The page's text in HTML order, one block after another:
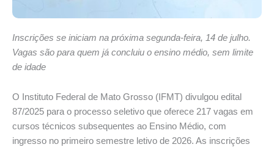
Inscrições se iniciam na próxima segunda-feira, 14 de julho.
Vagas são para quem já concluiu o ensino médio, sem limite
de idade
O Instituto Federal de Mato Grosso (IFMT) divulgou edital
87/2025 para o processo seletivo que oferece 217 vagas em
cursos técnicos subsequentes ao Ensino Médio, com
ingresso no primeiro semestre letivo de 2026. As inscrições